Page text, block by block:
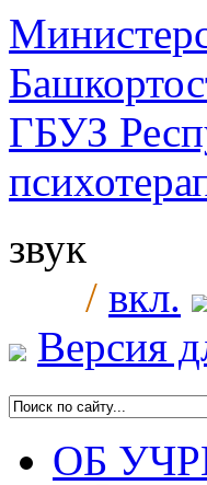
ГБУЗ
звук
/ вкл.
Версия
ОБ